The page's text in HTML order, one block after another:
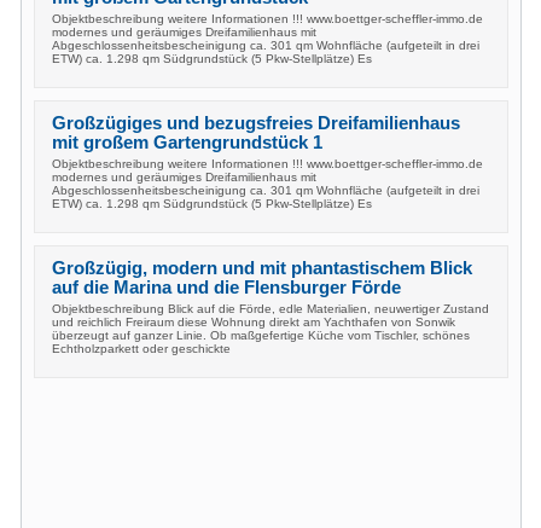
Objektbeschreibung weitere Informationen !!! www.boettger-scheffler-immo.de
modernes und geräumiges Dreifamilienhaus mit
Abgeschlossenheitsbescheinigung ca. 301 qm Wohnfläche (aufgeteilt in drei
ETW) ca. 1.298 qm Südgrundstück (5 Pkw-Stellplätze) Es
Großzügiges und bezugsfreies Dreifamilienhaus
mit großem Gartengrundstück 1
Objektbeschreibung weitere Informationen !!! www.boettger-scheffler-immo.de
modernes und geräumiges Dreifamilienhaus mit
Abgeschlossenheitsbescheinigung ca. 301 qm Wohnfläche (aufgeteilt in drei
ETW) ca. 1.298 qm Südgrundstück (5 Pkw-Stellplätze) Es
Großzügig, modern und mit phantastischem Blick
auf die Marina und die Flensburger Förde
Objektbeschreibung Blick auf die Förde, edle Materialien, neuwertiger Zustand
und reichlich Freiraum diese Wohnung direkt am Yachthafen von Sonwik
überzeugt auf ganzer Linie. Ob maßgefertige Küche vom Tischler, schönes
Echtholzparkett oder geschickte